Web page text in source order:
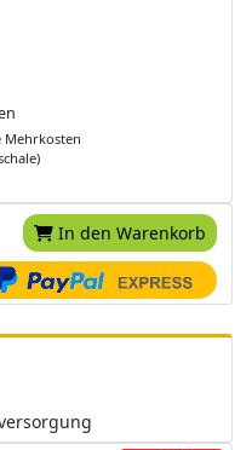
Mehrkosten
In den Warenkorb